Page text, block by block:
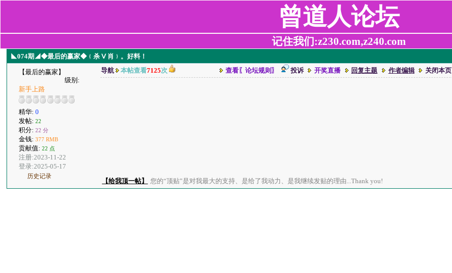
曾道人论坛
记住我们:z230.com,z240.com
◣074期◢◆最后的赢家◆﹛杀 Ⅴ 肖﹜。好料！
【最后的赢家】
级别:
新手上路
精华:0
发帖:22
积分:22 分
金钱:377 RMB
贡献值:22 点
注册:2023-11-22
登录:2025-05-17
历史记录
导航 本帖查看7125次 查看〖论坛规则〗 投诉 开奖直播 回复主题 作者编辑 关闭本页
【给我顶一帖】 您的“顶贴”是对我最大的支持、是给了我动力、是我继续发贴的理由...Thank you!